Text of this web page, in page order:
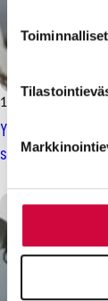
parantavia, ja
10.3.2025Uutiset
Yliopistojen tes-
sopiminen